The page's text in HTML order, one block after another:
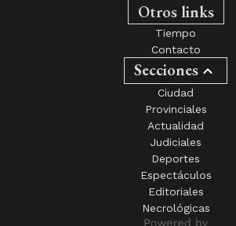
Otros links
Tiempo
Contacto
Secciones
Ciudad
Provinciales
Actualidad
Judiciales
Deportes
Espectáculos
Editoriales
Necrológicas